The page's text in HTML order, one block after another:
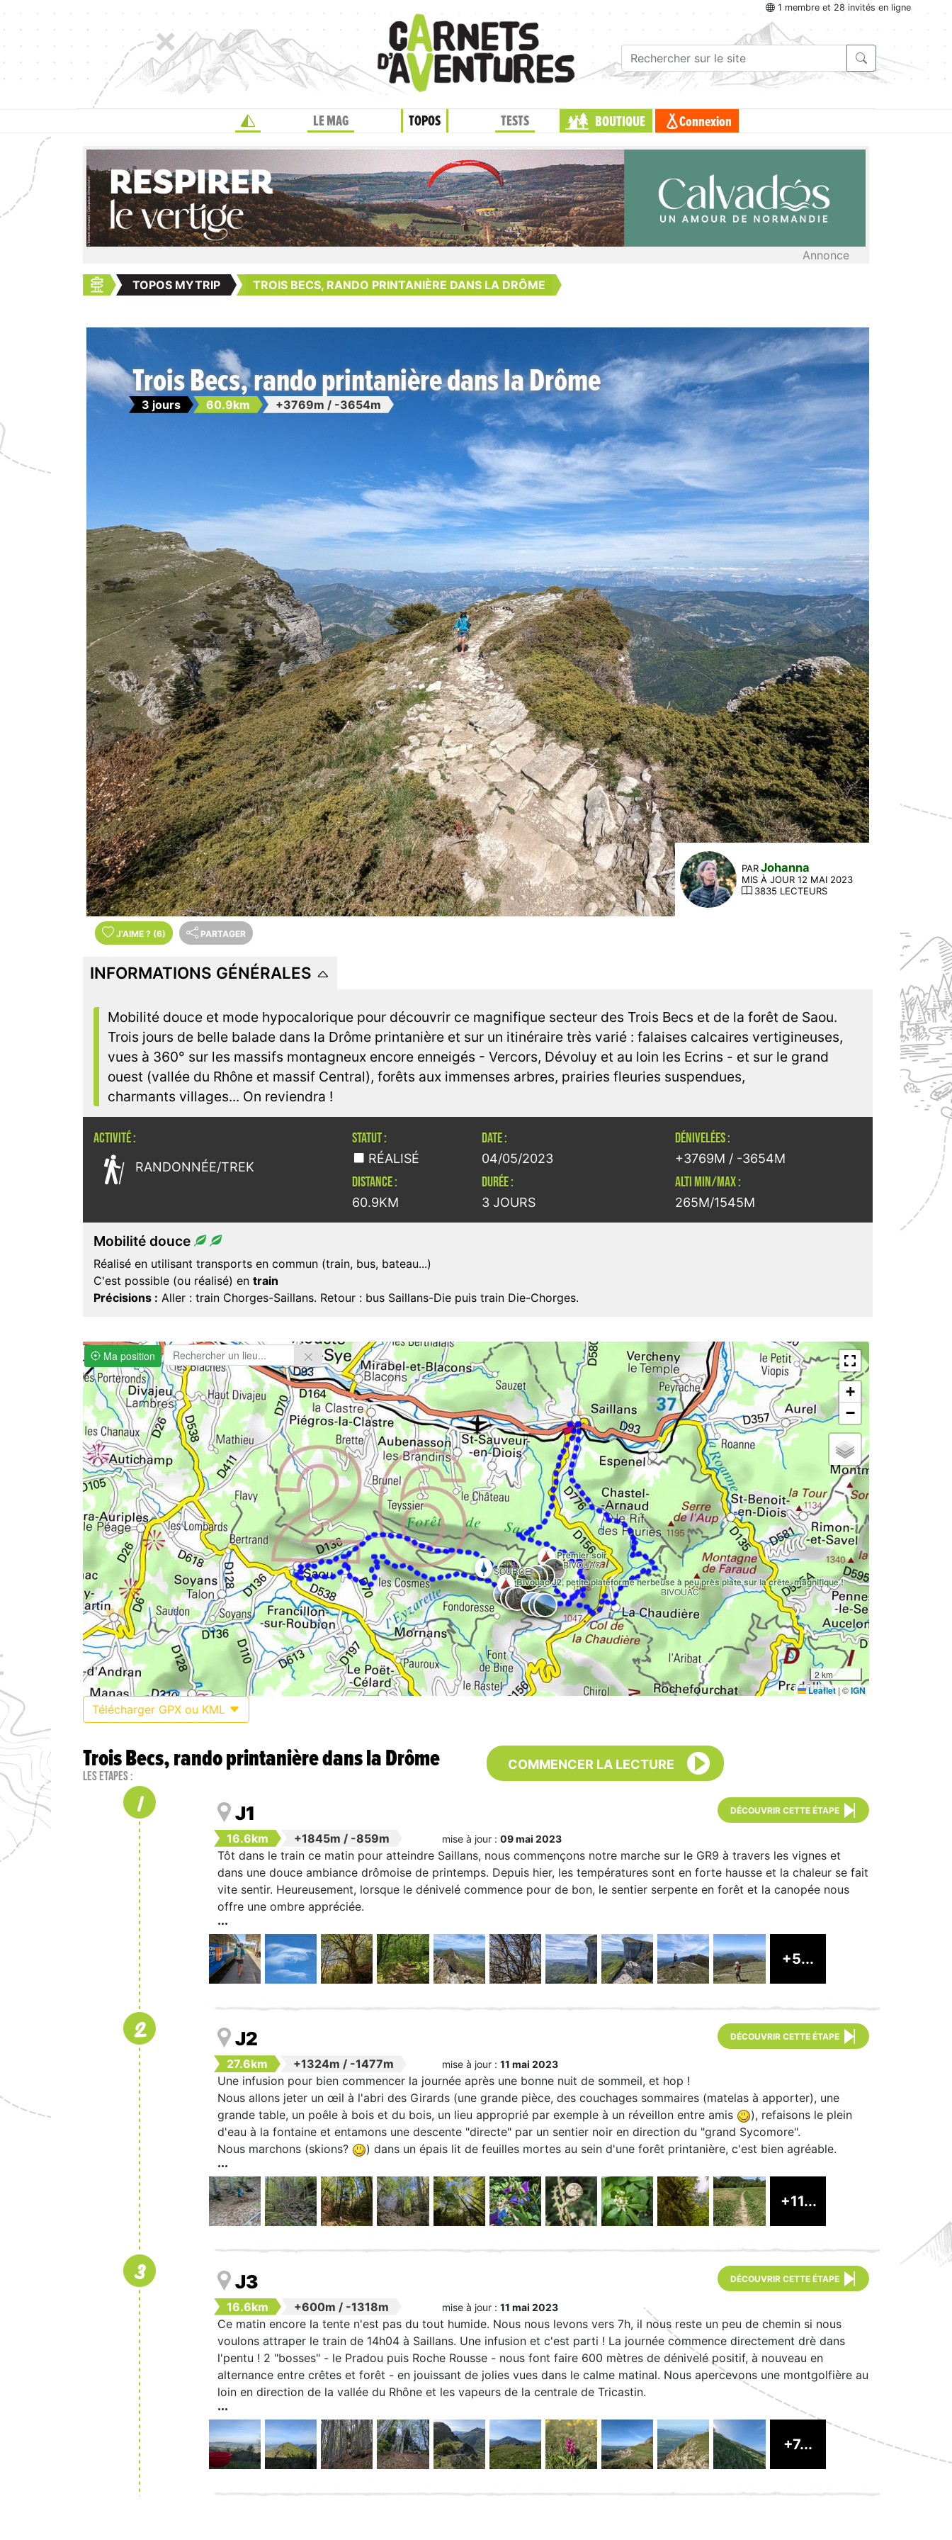
1 membre et 28 invités en ligne
LE MAG TOPOS TESTS BOUTIQUE Connexion
Annonce
TOPOS MYTRIP TROIS BECS, RANDO PRINTANIÈRE DANS LA DRÔME
Trois Becs, rando printanière dans la Drôme
3 jours 60.9km +3769m / -3654m
PAR Johanna
MIS À JOUR 12 MAI 2023
3835 LECTEURS
J'AIME ? (6) PARTAGER
INFORMATIONS GÉNÉRALES
Mobilité douce et mode hypocalorique pour découvrir ce magnifique secteur des Trois Becs et de la forêt de Saou.
Trois jours de belle balade dans la Drôme printanière et sur un itinéraire très varié : falaises calcaires vertigineuses,
vues à 360° sur les massifs montagneux encore enneigés - Vercors, Dévoluy et au loin les Ecrins - et sur le grand
ouest (vallée du Rhône et massif Central), forêts aux immenses arbres, prairies fleuries suspendues,
charmants villages... On reviendra !
ACTIVITÉ :
 RANDONNÉE/TREK
STATUT :
RÉALISÉ
DISTANCE :
60.9KM
DATE :
04/05/2023
DURÉE :
3 JOURS
DÉNIVELÉES :
+3769M / -3654M
ALTI MIN/MAX :
265M/1545M
Mobilité douce
Réalisé en utilisant transports en commun (train, bus, bateau...)
C'est possible (ou réalisé) en train
Précisions : Aller : train Chorges-Saillans. Retour : bus Saillans-Die puis train Die-Chorges.
Ma position
Premier soir
BIVOUAC
SOURCE
Bivouac J2, petite plateforme herbeuse à peu près plate sur la crête, magnifique !
BIVOUAC
+
−
2 km
Leaflet | ©IGN
Télécharger GPX ou KML
Trois Becs, rando printanière dans la Drôme
Les étapes :
COMMENCER LA LECTURE
1 J1 DÉCOUVRIR CETTE ÉTAPE
16.6km +1845m / -859m mise à jour : 09 mai 2023
Tôt dans le train ce matin pour atteindre Saillans, nous commençons notre marche sur le GR9 à travers les vignes et
dans une douce ambiance drômoise de printemps. Depuis hier, les températures sont en forte hausse et la chaleur se fait
vite sentir. Heureusement, lorsque le dénivelé commence pour de bon, le sentier serpente en forêt et la canopée nous
offre une ombre appréciée.
+5...
2 J2 DÉCOUVRIR CETTE ÉTAPE
27.6km +1324m / -1477m mise à jour : 11 mai 2023
Une infusion pour bien commencer la journée après une bonne nuit de sommeil, et hop !
Nous allons jeter un œil à l'abri des Girards (une grande pièce, des couchages sommaires (matelas à apporter), une
grande table, un poêle à bois et du bois, un lieu approprié par exemple à un réveillon entre amis
), refaisons le plein
d'eau à la fontaine et entamons une descente "directe" par un sentier noir en direction du "grand Sycomore".
Nous marchons (skions?
) dans un épais lit de feuilles mortes au sein d'une forêt printanière, c'est bien agréable.
+11...
3 J3 DÉCOUVRIR CETTE ÉTAPE
16.6km +600m / -1318m mise à jour : 11 mai 2023
Ce matin encore la tente n'est pas du tout humide. Nous nous levons vers 7h, il nous reste un peu de chemin si nous
voulons attraper le train de 14h04 à Saillans. Une infusion et c'est parti ! La journée commence directement drè dans
l'pentu ! 2 "bosses" - le Pradou puis Roche Rousse - nous font faire 600 mètres de dénivelé positif, à nouveau en
alternance entre crêtes et forêt - en jouissant de jolies vues dans le calme matinal. Nous apercevons une montgolfière au
loin en direction de la vallée du Rhône et les vapeurs de la centrale de Tricastin.
+7...